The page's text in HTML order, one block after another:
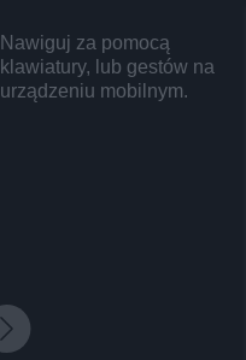
Nawiguj za pomocą
klawiatury, lub gestów na
urządzeniu mobilnym.